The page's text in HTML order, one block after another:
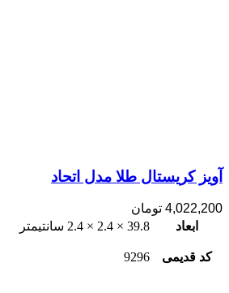
آویز کریستال طلا مدل اتحاد
4,022,200 تومان
ابعاد
39.8 × 2.4 × 2.4 سانتیمتر
کد قدیمی 9296